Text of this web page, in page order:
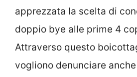
apprezzata la scelta di
doppio bye alle prime 4
Attraverso questo
vogliono denunciare